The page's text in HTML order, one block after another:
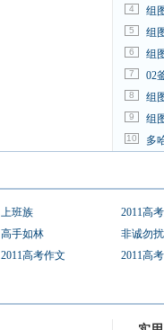
4 组
5 组
6 组
7 02
8 组
9 组
10 多
上班族 2011高
高手如林 非诚勿扰
2011高考作文 2011高考